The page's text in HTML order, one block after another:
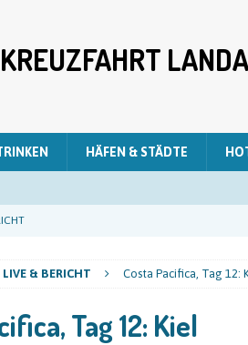
HÄFEN & STÄDTE
LIVE & BERICHT Costa Pacifica, Tag 12:
Tag 12: Kiel